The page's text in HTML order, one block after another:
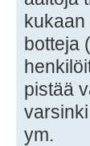
botteja
pistää
ym.